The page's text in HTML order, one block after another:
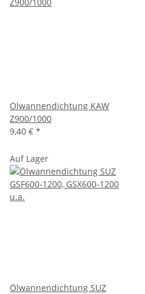
Ölwannendichtung KAW
Z900/1000
9,40 € *
Auf Lager
Ölwannendichtung SUZ